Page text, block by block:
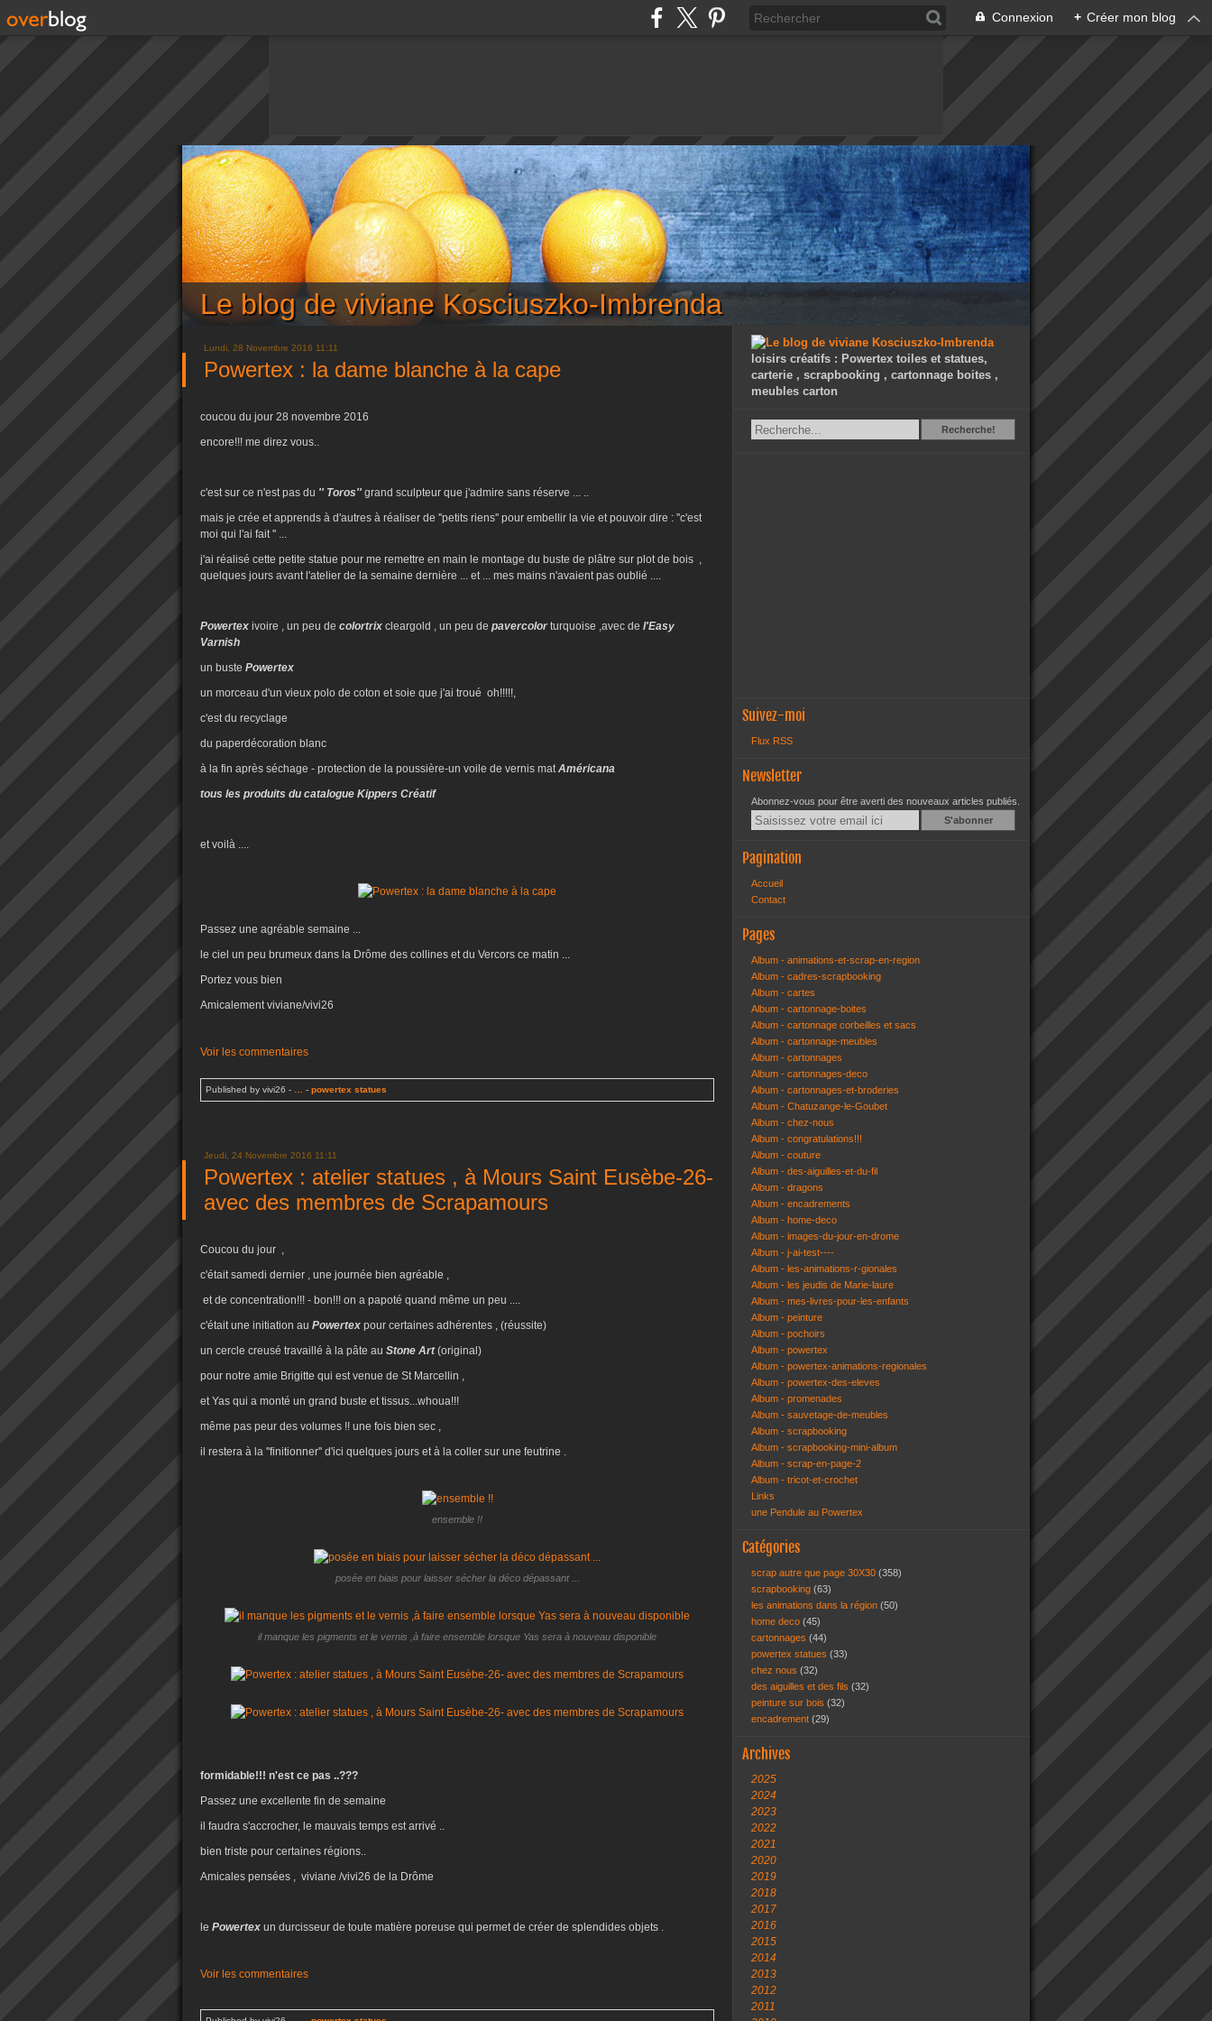
Connexion + Créer mon blog
Le blog de viviane Kosciuszko-Imbrenda
Lundi, 28 Novembre 2016 11:11
Powertex : la dame blanche à la cape
coucou du jour 28 novembre 2016
encore!!! me direz vous..
c'est sur ce n'est pas du '' Toros'' grand sculpteur que j'admire sans réserve ... ..
mais je crée et apprends à d'autres à réaliser de ''petits riens'' pour embellir la vie et pouvoir dire : ''c'est
moi qui l'ai fait '' ...
j'ai réalisé cette petite statue pour me remettre en main le montage du buste de plâtre sur plot de bois ,
quelques jours avant l'atelier de la semaine dernière ... et ... mes mains n'avaient pas oublié ....
Powertex ivoire , un peu de colortrix cleargold , un peu de pavercolor turquoise ,avec de l'Easy
Varnish
un buste Powertex
un morceau d'un vieux polo de coton et soie que j'ai troué oh!!!!!,
c'est du recyclage
du paperdécoration blanc
à la fin après séchage - protection de la poussière-un voile de vernis matAméricana
tous les produits du catalogue Kippers Créatif
et voilà ....
Passez une agréable semaine ...
le ciel un peu brumeux dans la Drôme des collines et du Vercors ce matin ...
Portez vous bien
Amicalement viviane/vivi26
Voir les commentaires
Published by vivi26 - - powertex statues
Jeudi, 24 Novembre 2016 11:11
Powertex : atelier statues , à Mours Saint Eusèbe-26-
avec des membres de Scrapamours
Coucou du jour ,
c'était samedi dernier , une journée bien agréable ,
et de concentration!!! - bon!!! on a papoté quand même un peu ....
c'était une initiation au Powertex pour certaines adhérentes , (réussite)
un cercle creusé travaillé à la pâte au Stone Art(original)
pour notre amie Brigitte qui est venue de St Marcellin ,
et Yas qui a monté un grand buste et tissus...whoua!!!
même pas peur des volumes !! une fois bien sec ,
il restera à la ''finitionner'' d'ici quelques jours et à la coller sur une feutrine .
ensemble !!
posée en biais pour laisser sécher la déco dépassant ...
il manque les pigments et le vernis ,à faire ensemble lorsque Yas sera à nouveau disponible
formidable!!! n'est ce pas ..???
Passez une excellente fin de semaine
il faudra s'accrocher, le mauvais temps est arrivé ..
bien triste pour certaines régions..
Amicales pensées , viviane /vivi26 de la Drôme
le Powertex un durcisseur de toute matière poreuse qui permet de créer de splendides objets .
Voir les commentaires
loisirs créatifs : Powertex toiles et statues,
carterie , scrapbooking , cartonnage boites ,
meubles carton
RechercheRecherche!
Suivez-moi
Flux RSS
Newsletter
Abonnez-vous pour être averti des nouveaux articles publiés.
Email
Pagination
Accueil
Contact
Pages
Album - animations-et-scrap-en-region
Album - cadres-scrapbooking
Album - cartes
Album - cartonnage-boites
Album - cartonnage corbeilles et sacs
Album - cartonnage-meubles
Album - cartonnages
Album - cartonnages-deco
Album - cartonnages-et-broderies
Album - Chatuzange-le-Goubet
Album - chez-nous
Album - congratulations!!!
Album - couture
Album - des-aiguilles-et-du-fil
Album - dragons
Album - encadrements
Album - home-deco
Album - images-du-jour-en-drome
Album - j-ai-test----
Album - les-animations-r-gionales
Album - les jeudis de Marie-laure
Album - mes-livres-pour-les-enfants
Album - peinture
Album - pochoirs
Album - powertex
Album - powertex-animations-regionales
Album - powertex-des-eleves
Album - promenades
Album - sauvetage-de-meubles
Album - scrapbooking
Album - scrapbooking-mini-album
Album - scrap-en-page-2
Album - tricot-et-crochet
Links
une Pendule au Powertex
Catégories
scrap autre que page 30X30 (358)
scrapbooking (63)
les animations dans la région (50)
home deco (45)
cartonnages (44)
powertex statues (33)
chez nous (32)
des aiguilles et des fils (32)
peinture sur bois (32)
encadrement (29)
Archives
2025
2024
2023
2022
2021
2020
2019
2018
2017
2016
2015
2014
2013
2012
2011